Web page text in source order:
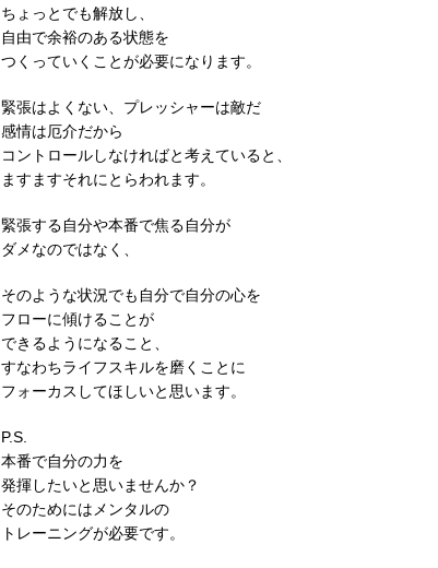
ちょっとでも解放し、
自由で余裕のある状態を
つくっていくことが必要になります。
緊張はよくない、プレッシャーは敵だ
感情は厄介だから
コントロールしなければと考えていると、
ますますそれにとらわれます。
緊張する自分や本番で焦る自分が
ダメなのではなく、
そのような状況でも自分で自分の心を
フローに傾けることが
できるようになること、
すなわちライフスキルを磨くことに
フォーカスしてほしいと思います。
P.S.
本番で自分の力を
発揮したいと思いませんか？
そのためにはメンタルの
トレーニングが必要です。